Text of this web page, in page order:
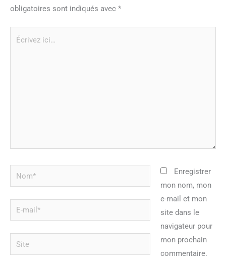
obligatoires sont indiqués avec *
Nom*
mail*
Site
Enregistrer
mon nom, mon
e-mail et mon
site dans le
navigateur pour
mon prochain
commentaire.